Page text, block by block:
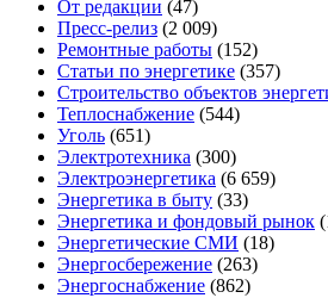
От редакции (47)
Пресс-релиз (2 009)
Ремонтные работы (152)
Статьи по энергетике (357)
Строительство объектов
Теплоснабжение (544)
Уголь (651)
Электротехника (300)
Электроэнергетика (6 659)
Энергетика в быту (33)
Энергетика и фондовый рынок
Энергетические СМИ (18)
Энергосбережение (263)
Энергоснабжение (862)